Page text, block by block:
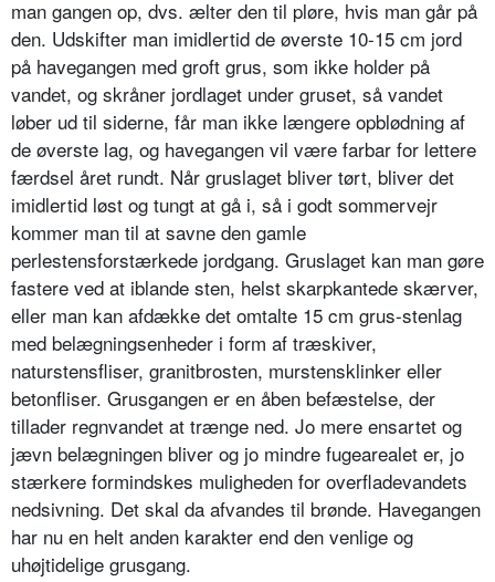
man gangen op, dvs. ælter den til pløre, hvis man går på
den. Udskifter man imidlertid de øver­ste 10-15 cm jord
på havegangen med groft grus, som ikke holder på
vandet, og skråner jordlaget under gruset, så vandet
løber ud til siderne, får man ikke længere opblødning af
de øverste lag, og havegangen vil være farbar for lettere
færdsel året rundt. Når gruslaget bliver tørt, bliver det
imidlertid løst og tungt at gå i, så i godt sommervejr
kommer man til at savne den gamle
perlestensforstærkede jordgang. Grus­laget kan man gøre
fastere ved at iblande sten, helst skarpkantede skær­ver,
eller man kan afdække det omtalte 15 cm grus-stenlag
med belægningsen­heder i form af træskiver,
naturstensfli­ser, granitbrosten, murstensklinker el­ler
betonfliser. Grusgangen er en åben befæstelse, der
tillader regnvandet at trænge ned. Jo mere ensartet og
jævn belægningen bliver og jo mindre fuge­arealet er, jo
stærkere formindskes muligheden for overfladevandets
ned­sivning. Det skal da afvandes til brøn­de. Havegangen
har nu en helt anden karakter end den venlige og
uhøjtideli­ge grusgang.